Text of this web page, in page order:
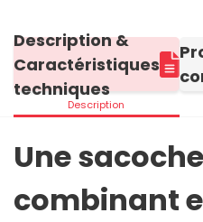
Description &
Caractéristiques
techniques
Description
Une
combinant